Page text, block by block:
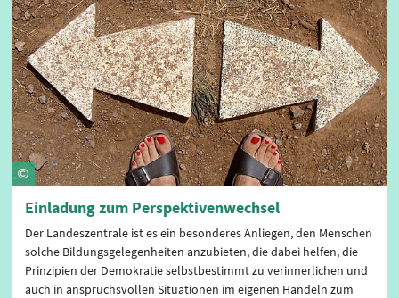
Einladung zum Perspektivenwechsel
Der Landeszentrale ist es ein besonderes Anliegen, den Menschen
solche Bildungsgelegenheiten anzubieten, die dabei helfen, die
Prinzipien der Demokratie selbstbestimmt zu verinnerlichen und
auch in anspruchsvollen Situationen im eigenen Handeln zum